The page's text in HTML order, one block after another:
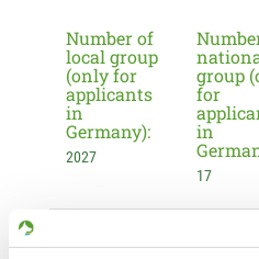
Number of
local group
(only for
applicants
in
Germany):
2027
group
for
in
17
Information about